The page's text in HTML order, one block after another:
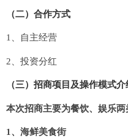
（二）合作方式
1、自主经营
2 、投资分红
（三）招商项目及操作模式介
本次招商主要为餐饮、娱乐两
1 、海鲜美食街